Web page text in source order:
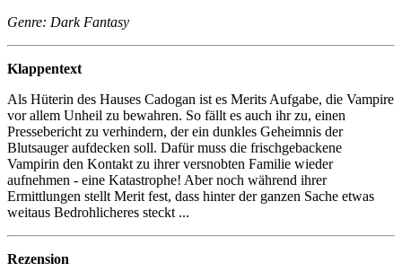
Genre: Dark Fantasy
Klappentext
Als Hüterin des Hauses Cadogan ist es Merits Aufgabe, die Vampire
vor allem Unheil zu bewahren. So fällt es auch ihr zu, einen
Pressebericht zu verhindern, der ein dunkles Geheimnis der
Blutsauger aufdecken soll. Dafür muss die frischgebackene
Vampirin den Kontakt zu ihrer versnobten Familie wieder
aufnehmen - eine Katastrophe! Aber noch während ihrer
Ermittlungen stellt Merit fest, dass hinter der ganzen Sache etwas
weitaus Bedrohlicheres steckt ...
Rezension